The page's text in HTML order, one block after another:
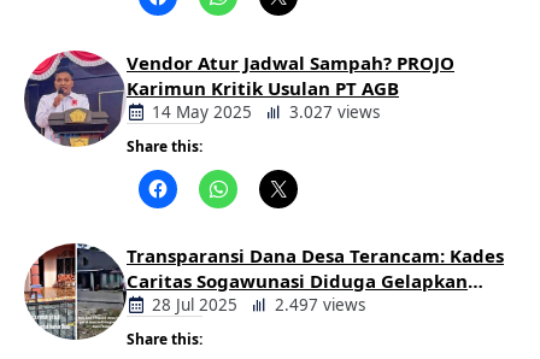
Vendor Atur Jadwal Sampah? PROJO
Karimun Kritik Usulan PT AGB
14 May 2025 3.027 views
Share this:
Transparansi Dana Desa Terancam: Kades
Caritas Sogawunasi Diduga Gelapkan
Bantuan untuk Warga
28 Jul 2025 2.497 views
Share this: